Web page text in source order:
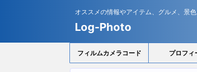
オススメの情報やアイテム、グルメ、景
Log-Photo
フィルムカメラコード プロフィ